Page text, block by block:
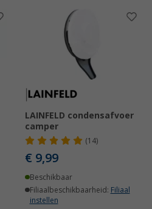
LAINFELD condensafvoer
camper
(14)
€ 9,99
Beschikbaar
Filiaalbeschikbaarheid: Filiaal
instellen